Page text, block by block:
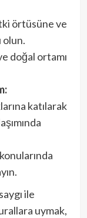
örtüsüne ve
olun.
doğal ortamı
katılarak
ile
uymak,